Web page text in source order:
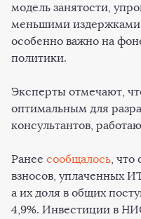
модель занятости,
меньшими издержками
особенно важно на
политики.
Эксперты отмечают,
оптимальным для
консультантов,
Ранее сообщалось, что
взносов, уплаченных
а их доля в общих
4,9%. Инвестиции в